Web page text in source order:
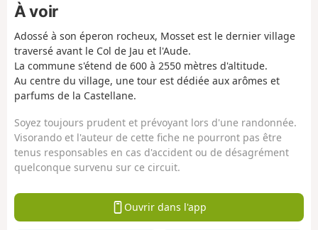
À voir
Adossé à son éperon rocheux, Mosset est le dernier village
traversé avant le Col de Jau et l'Aude.
La commune s'étend de 600 à 2550 mètres d'altitude.
Au centre du village, une tour est dédiée aux arômes et
parfums de la Castellane.
Soyez toujours prudent et prévoyant lors d'une randonnée.
Visorando et l'auteur de cette fiche ne pourront pas être
tenus responsables en cas d'accident ou de désagrément
quelconque survenu sur ce circuit.
Ouvrir dans l'app